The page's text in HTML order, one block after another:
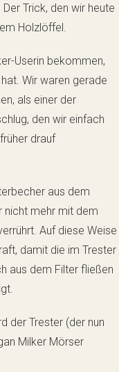
Trick, den wir heute
Holzlöffel.
Userin bekommen,
Wir waren gerade
als einer der
den wir einfach
drauf
aus dem
nicht mehr mit dem
Auf diese Weise
damit die im Trester
aus dem Filter fließen
der Trester (der nun
Milker Mörser